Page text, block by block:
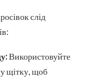
слід
Використовуйте
щітку, щоб